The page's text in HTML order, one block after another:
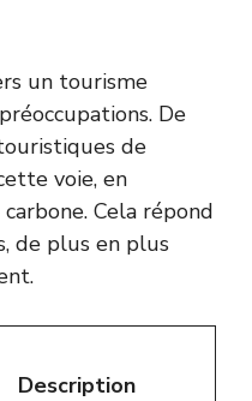
un tourisme
De
de
voie, en
Cela répond
de plus en plus
Description